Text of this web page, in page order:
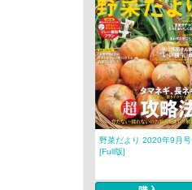
野菜だより 2020年9月号
[Full版]